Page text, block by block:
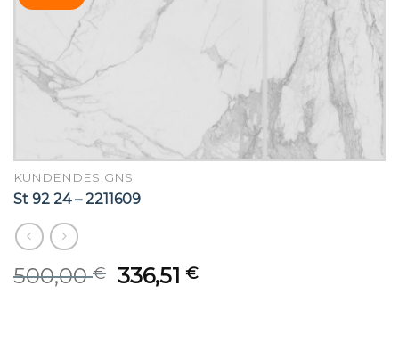
KUNDENDESIGNS
St 92 24 – 2211609
500,00€ Original
336,51€Current